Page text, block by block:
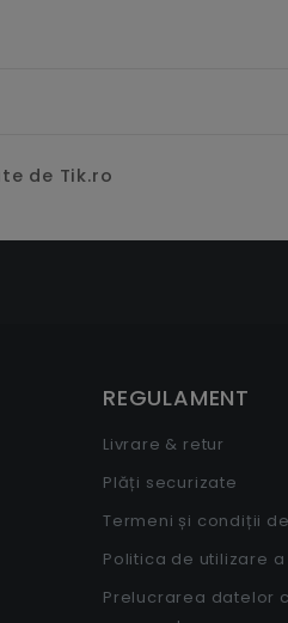
de Tik.ro
REGULAMENT
Livrare & retur
Plăți securizate
Termeni și condiții
Politica de utilizare
Prelucrarea datelor